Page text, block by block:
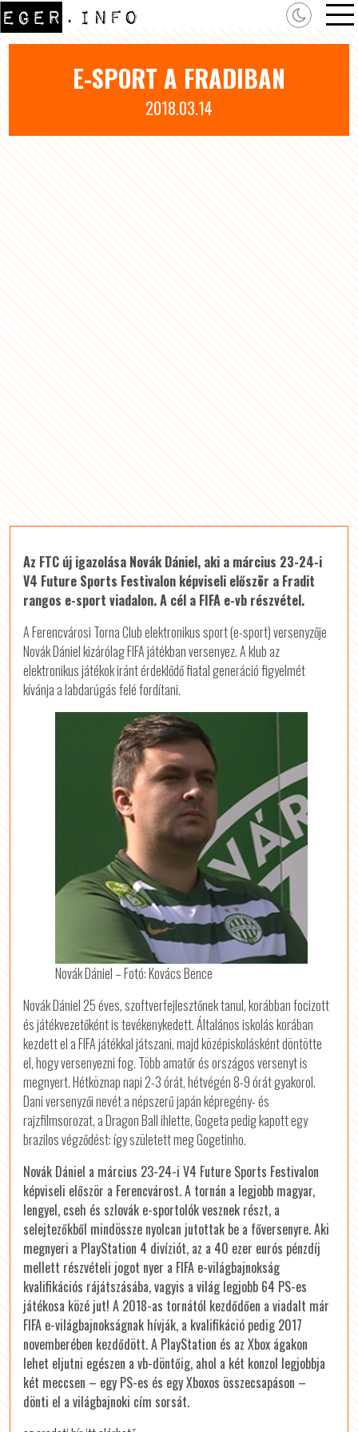
E-SPORT A FRADIBAN
2018.03.14
Az FTC új igazolása Novák Dániel, aki a március 23-24-i
V4 Future Sports Festivalon képviseli először a Fradit
rangos e-sport viadalon. A cél a FIFA e-vb részvétel.
A Ferencvárosi Torna Club elektronikus sport (e-sport) versenyzője
Novák Dániel kizárólag FIFA játékban versenyez. A klub az
elektronikus játékok iránt érdeklődő fiatal generáció figyelmét
kívánja a labdarúgás felé fordítani.
Novák Dániel – Fotó: Kovács Bence
Novák Dániel 25 éves, szoftverfejlesztőnek tanul, korábban focizott
és játékvezetőként is tevékenykedett. Általános iskolás korában
kezdett el a FIFA játékkal játszani, majd középiskolásként döntötte
el, hogy versenyezni fog. Több amatőr és országos versenyt is
megnyert. Hétköznap napi 2-3 órát, hétvégén 8-9 órát gyakorol.
Dani versenyzői nevét a népszerű japán képregény- és
rajzfilmsorozat, a Dragon Ball ihlette, Gogeta pedig kapott egy
brazilos végződést: így született meg Gogetinho.
Novák Dániel a március 23-24-i V4 Future Sports Festivalon
képviseli először a Ferencvárost. A tornán a legjobb magyar,
lengyel, cseh és szlovák e-sportolók vesznek részt, a
selejtezőkből mindössze nyolcan jutottak be a főversenyre. Aki
megnyeri a PlayStation 4 divíziót, az a 40 ezer eurós pénzdíj
mellett részvételi jogot nyer a FIFA e-világbajnokság
kvalifikációs rájátszásába, vagyis a világ legjobb 64 PS-es
játékosa közé jut! A 2018-as tornától kezdődően a viadalt már
FIFA e-világbajnokságnak hívják, a kvalifikáció pedig 2017
novemberében kezdődött. A PlayStation és az Xbox ágakon
lehet eljutni egészen a vb-döntőig, ahol a két konzol legjobbja
két meccsen – egy PS-es és egy Xboxos összecsapáson –
dönti el a világbajnoki cím sorsát.